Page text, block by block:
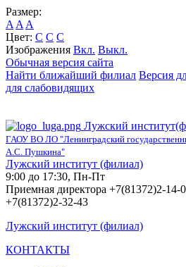
Размер:
A A A
Цвет: C C C
Изображения Вкл. Выкл.
Обычная версия сайта
Найти ближайший филиал Версия
для слабовидящих
Лужский
ГАОУ ВО ЛО "Ленинградский
А.С. Пушкина"
Лужский институт (филиал)
9:00 до 17:30, Пн-Пт
Приемная директора +7(81372)2-14-
+7(81372)2-32-43
Лужский институт (филиал)
КОНТАКТЫ